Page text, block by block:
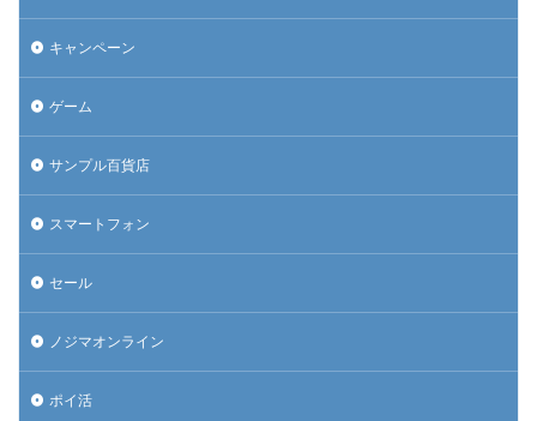
キャンペーン
ゲーム
サンプル百貨店
スマートフォン
セール
ノジマオンライン
ポイ活